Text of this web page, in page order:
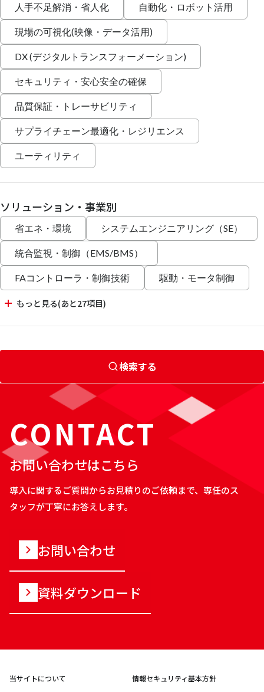
人手不足解消・省人化 自動化・ロボット活用
現場の可視化(映像・データ活用)
DX (デジタルトランスフォーメーション)
セキュリティ・安心安全の確保
品質保証・トレーサビリティ
サプライチェーン最適化・レジリエンス
ユーティリティ
ソリューション・事業別
省エネ・環境 システムエンジニアリング（SE）
統合監視・制御（EMS/BMS）
FAコントローラ・制御技術 駆動・モータ制御
もっと見る(あと27項目)
検索する
CONTACT
お問い合わせはこちら
導入に関するご質問からお見積りのご依頼まで、専任のス
タッフが丁寧にお答えします。
お問い合わせ
資料ダウンロード
当サイトについて 情報セキュリティ基本方針